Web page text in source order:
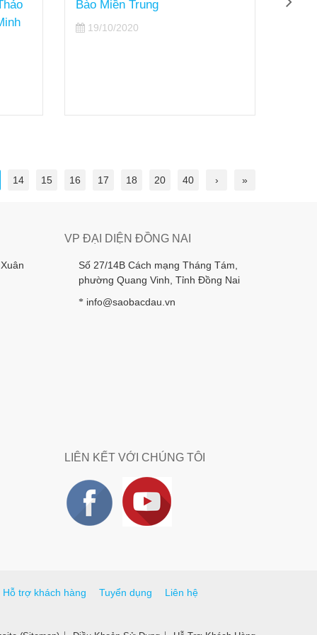
Bào Miền Trung
19/10/2020
bằng
14 15 16 17 18 20 40 › »
VP ĐẠI DIỆN ĐỒNG NAI
Số 27/14B Cách mạng Tháng Tám,
phường Quang Vinh, Tỉnh Đồng Nai
* info@saobacdau.vn
LIÊN KẾT VỚI CHÚNG TÔI
Hỗ trợ khách hàng Tuyển dụng
Liên hệ